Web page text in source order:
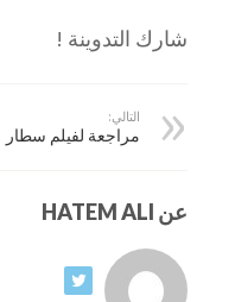
شارك التدوينة !
التالي:
مراجعة لفيلم سطار
عن HATEM ALI